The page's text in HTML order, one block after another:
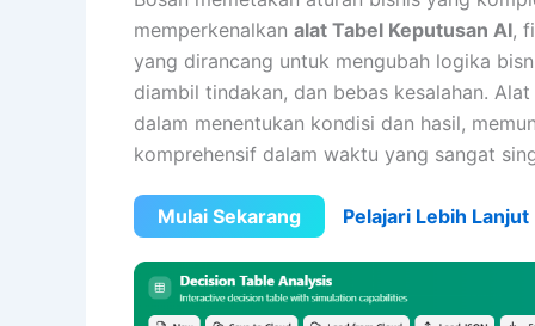
memperkenalkan alat Tabel Keputusan AI,
yang dirancang untuk mengubah logika
diambil tindakan, dan bebas kesalahan.
dalam menentukan kondisi dan hasil,
komprehensif dalam waktu yang sangat
Mulai Sekarang Pelajari Lebih Lanjut